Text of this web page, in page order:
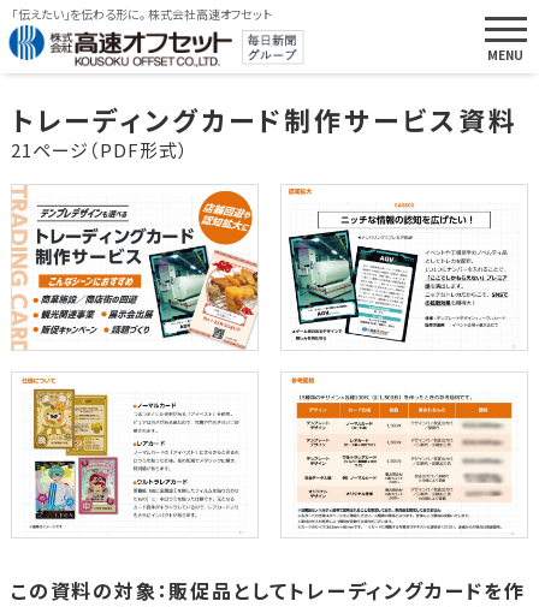
「伝えたい」を伝わる形に。 株式会社高速オフセット
トレーディングカード制作サービス資料
21ページ（PDF形式）
この資料の対象：販促品としてトレーディングカードを作